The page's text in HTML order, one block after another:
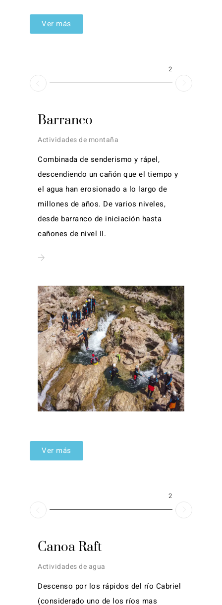
Ver más
2026
Barranco
Actividades de montaña
Combinada de senderismo y rápel,
descendiendo un cañón que el tiempo y
el agua han erosionado a lo largo de
millones de años. De varios niveles,
desde barranco de iniciación hasta
cañones de nivel II.
Ver más
2026
Canoa Raft
Actividades de agua
Descenso por los rápidos del río Cabriel
(considerado uno de los ríos mas